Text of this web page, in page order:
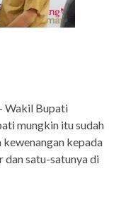
- Wakil Bupati
mungkin itu sudah
kepada
dan satu-satunya di